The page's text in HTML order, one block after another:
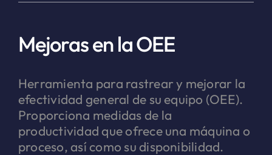
Mejoras en la OEE
Herramienta para rastrear y mejorar la
efectividad general de su equipo (OEE).
Proporciona medidas de la
productividad que ofrece una máquina o
proceso, así como su disponibilidad.